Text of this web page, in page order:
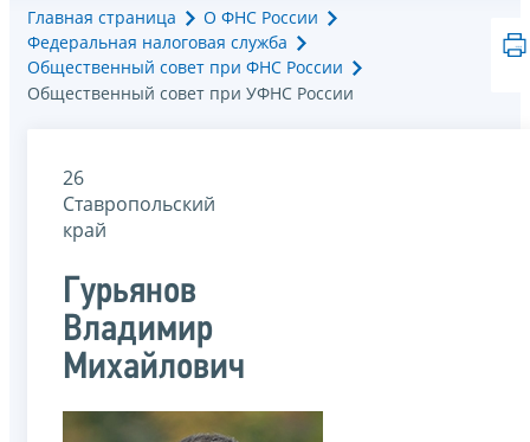
Главная страница
О ФНС России
Федеральная налоговая служба
Общественный совет при ФНС России
Общественный совет при УФНС России
26
Ставропольский
край
Гурьянов
Владимир
Михайлович